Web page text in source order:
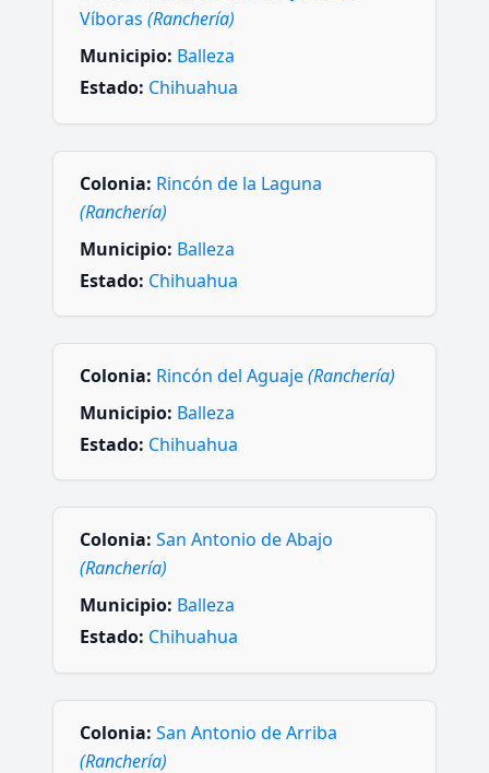
Víboras (Ranchería)
Municipio: Balleza
Estado: Chihuahua
Colonia: Rincón de la Laguna
(Ranchería)
Municipio: Balleza
Estado: Chihuahua
Colonia: Rincón del Aguaje(Ranchería)
Municipio: Balleza
Estado: Chihuahua
Colonia: San Antonio de Abajo
(Ranchería)
Municipio: Balleza
Estado: Chihuahua
Colonia: San Antonio de Arriba
(Ranchería)